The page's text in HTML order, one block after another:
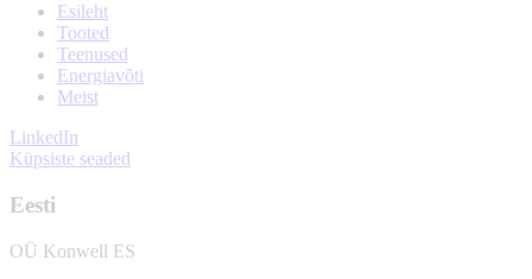
Esileht
Tooted
Teenused
Energiavõti
Meist
LinkedIn
Küpsiste seaded
Eesti
OÜ Konwell ES